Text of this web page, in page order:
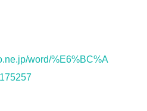
word/%E6%BC%A